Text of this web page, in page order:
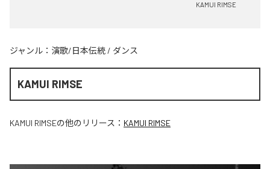
KAMUI RIMSE
ジャンル： 演歌/日本伝統 / ダンス
KAMUI RIMSE
KAMUI RIMSEの他のリリース： KAMUI RIMSE